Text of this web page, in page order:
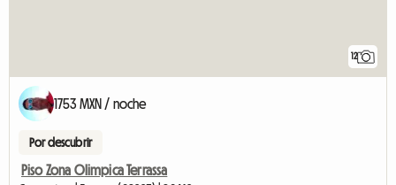
12
1753 MXN / noche
Por descubrir
Piso Zona Olimpica Terrassa